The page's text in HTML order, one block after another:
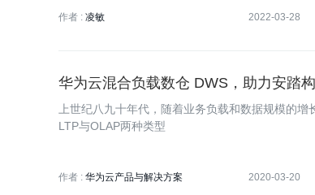
作者 : 凌敏 2022-03-28
华为云混合负载数仓 DWS，助力安踏
上世纪八九十年代，随着业务负载和数据规模的
LTP与OLAP两种类型
作者 : 华为云产品与解决方案 2020-03-20